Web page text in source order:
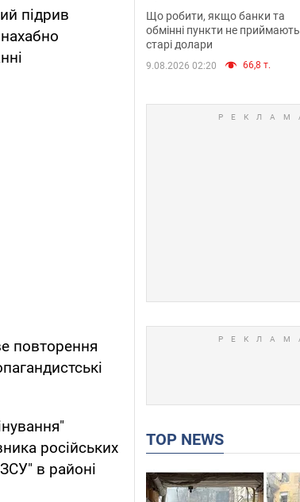
підрив
повторення
російських
в районі
та банки такі купюри
Що робити, якщо банки та
обмінні пункти не приймають
старі долари
9.08.2026 02:20 66,8 т.
TOP NEWS